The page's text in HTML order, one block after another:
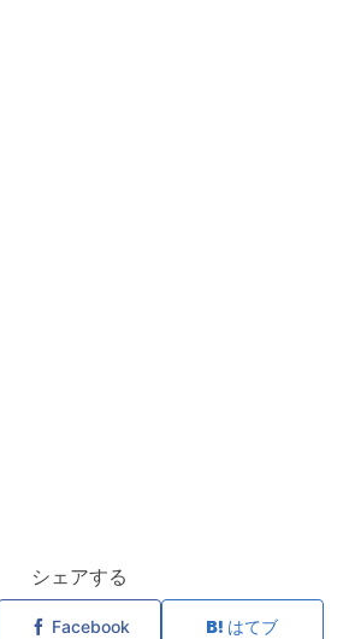
シェアする
Facebook はてブ